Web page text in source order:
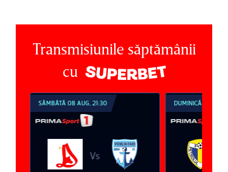
Transmisiunile săptămânii
cu
SÂMBĂTĂ 08 AUG, 21:30
Vs
DUMINICĂ 09 AUG,